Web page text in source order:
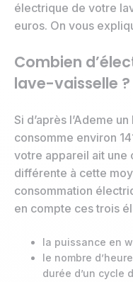
électrique de votre
euros. On vous
Combien
lave-vaisselle ?
Si d’après l’Ademe
consomme environ
votre appareil ait une
différente à cette
consommation
en compte ces trois
la puissance en
le nombre
durée d’un cycle